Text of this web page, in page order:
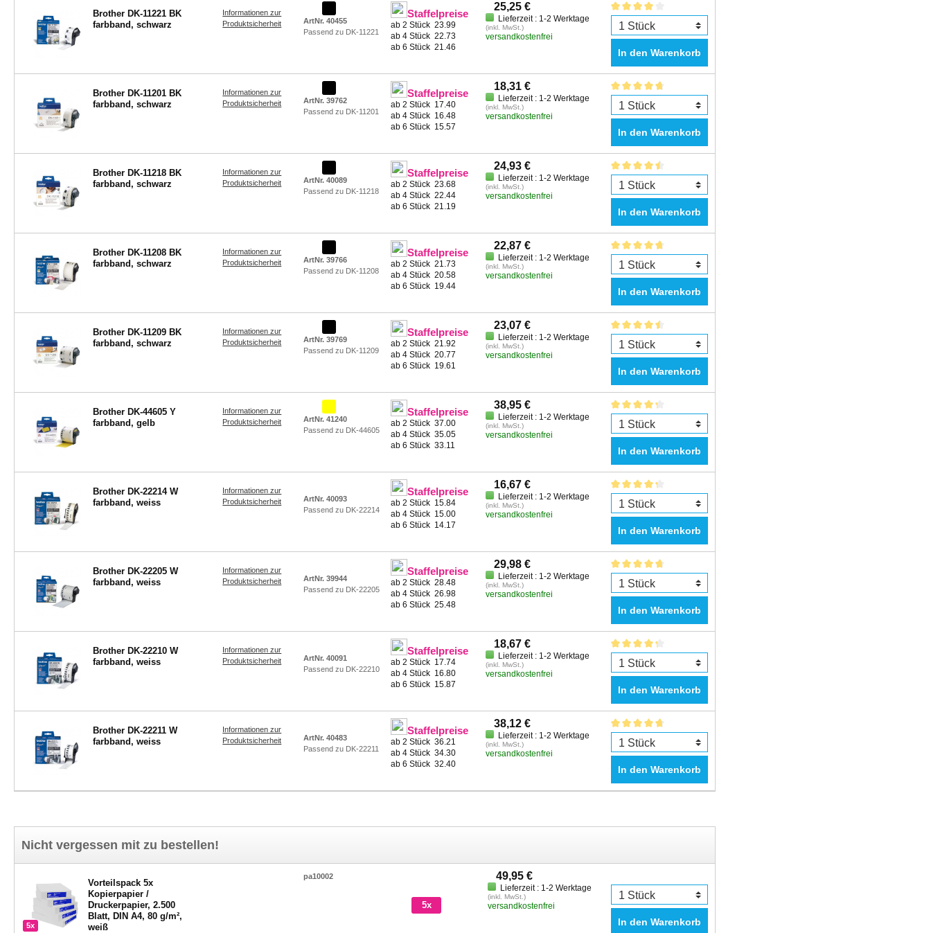
Brother DK-11221 BK
farbband, schwarz
Informationen zur
Produktsicherheit
ArtNr. 40455
Passend zu DK-11221
Staffelpreise
ab 2 Stück23.99
ab 4 Stück22.73
ab 6 Stück21.46
25,25 €
Lieferzeit : 1-2 Werktage
(inkl. MwSt.)
versandkostenfrei
In den Warenkorb
Brother DK-11201 BK
farbband, schwarz
Informationen zur
Produktsicherheit
ArtNr. 39762
Passend zu DK-11201
Staffelpreise
ab 2 Stück 17.40
ab 4 Stück 16.48
ab 6 Stück 15.57
18,31 €
Lieferzeit : 1-2 Werktage
(inkl. MwSt.)
versandkostenfrei
In den Warenkorb
Brother DK-11218 BK
farbband, schwarz
Informationen zur
Produktsicherheit
ArtNr. 40089
Passend zu DK-11218
Staffelpreise
ab 2 Stück23.68
ab 4 Stück22.44
ab 6 Stück21.19
24,93 €
Lieferzeit : 1-2 Werktage
(inkl. MwSt.)
versandkostenfrei
In den Warenkorb
Brother DK-11208 BK
farbband, schwarz
Informationen zur
Produktsicherheit
ArtNr. 39766
Passend zu DK-11208
Staffelpreise
ab 2 Stück21.73
ab 4 Stück20.58
ab 6 Stück 19.44
22,87 €
Lieferzeit : 1-2 Werktage
(inkl. MwSt.)
versandkostenfrei
In den Warenkorb
Brother DK-11209 BK
farbband, schwarz
Informationen zur
Produktsicherheit
ArtNr. 39769
Passend zu DK-11209
Staffelpreise
ab 2 Stück21.92
ab 4 Stück20.77
ab 6 Stück 19.61
23,07 €
Lieferzeit : 1-2 Werktage
(inkl. MwSt.)
versandkostenfrei
In den Warenkorb
Brother DK-44605 Y
farbband, gelb
Informationen zur
Produktsicherheit
ArtNr. 41240
Passend zu DK-44605
Staffelpreise
ab 2 Stück37.00
ab 4 Stück35.05
ab 6 Stück33.11
38,95 €
Lieferzeit : 1-2 Werktage
(inkl. MwSt.)
versandkostenfrei
In den Warenkorb
Brother DK-22214 W
farbband, weiss
Informationen zur
Produktsicherheit
ArtNr. 40093
Passend zu DK-22214
Staffelpreise
ab 2 Stück 15.84
ab 4 Stück 15.00
ab 6 Stück 14.17
16,67 €
Lieferzeit : 1-2 Werktage
(inkl. MwSt.)
versandkostenfrei
In den Warenkorb
Brother DK-22205 W
farbband, weiss
Informationen zur
Produktsicherheit
ArtNr. 39944
Passend zu DK-22205
Staffelpreise
ab 2 Stück28.48
ab 4 Stück26.98
ab 6 Stück25.48
29,98 €
Lieferzeit : 1-2 Werktage
(inkl. MwSt.)
versandkostenfrei
In den Warenkorb
Brother DK-22210 W
farbband, weiss
Informationen zur
Produktsicherheit
ArtNr. 40091
Passend zu DK-22210
Staffelpreise
ab 2 Stück 17.74
ab 4 Stück 16.80
ab 6 Stück 15.87
18,67 €
Lieferzeit : 1-2 Werktage
(inkl. MwSt.)
versandkostenfrei
In den Warenkorb
Brother DK-22211 W
farbband, weiss
Informationen zur
Produktsicherheit
ArtNr. 40483
Passend zu DK-22211
Staffelpreise
ab 2 Stück36.21
ab 4 Stück34.30
ab 6 Stück32.40
38,12 €
Lieferzeit : 1-2 Werktage
(inkl. MwSt.)
versandkostenfrei
In den Warenkorb
Nicht vergessen mit zu bestellen!
5x
Vorteilspack 5x
Kopierpapier /
Druckerpapier, 2.500
Blatt, DIN A4, 80 g/m²,
weiß
pa10002
5x
49,95 €
Lieferzeit : 1-2 Werktage
(inkl. MwSt.)
versandkostenfrei
In den Warenkorb